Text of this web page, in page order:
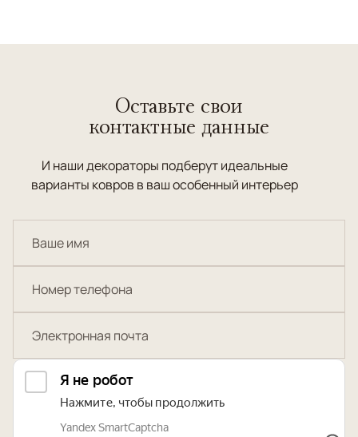
Оставьте свои
контактные данные
И наши декораторы подберут идеальные
варианты ковров в ваш особенный интерьер